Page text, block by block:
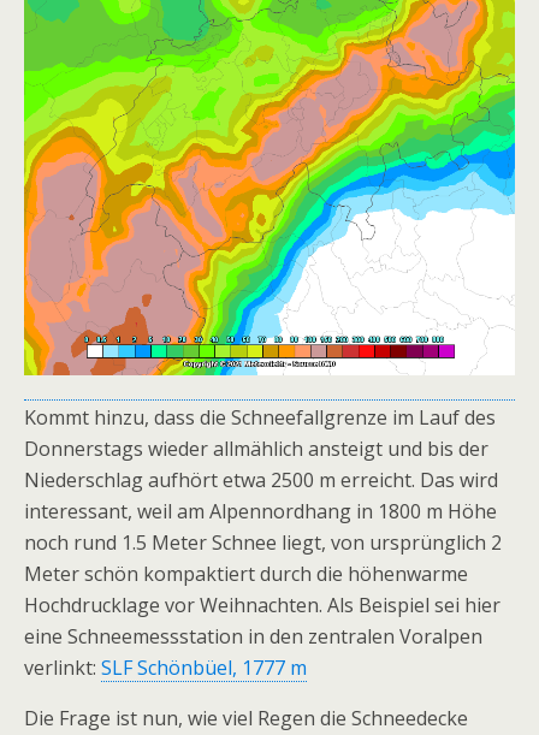
Kommt hinzu, dass die Schneefallgrenze im Lauf des
Donnerstags wieder allmählich ansteigt und bis der
Niederschlag aufhört etwa 2500 m erreicht. Das wird
interessant, weil am Alpennordhang in 1800 m Höhe
noch rund 1.5 Meter Schnee liegt, von ursprünglich 2
Meter schön kompaktiert durch die höhenwarme
Hochdrucklage vor Weihnachten. Als Beispiel sei hier
eine Schneemessstation in den zentralen Voralpen
verlinkt: SLF Schönbüel, 1777 m
Die Frage ist nun, wie viel Regen die Schneedecke